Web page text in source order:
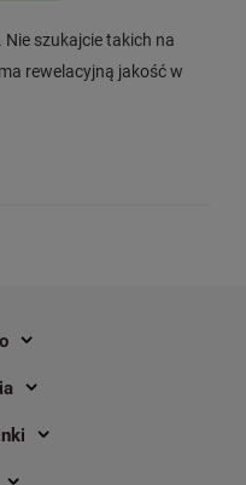
dpi / do 62 mm / PC
BT / LAN
Nie szukajcie takich na
rewelacyjną jakość w